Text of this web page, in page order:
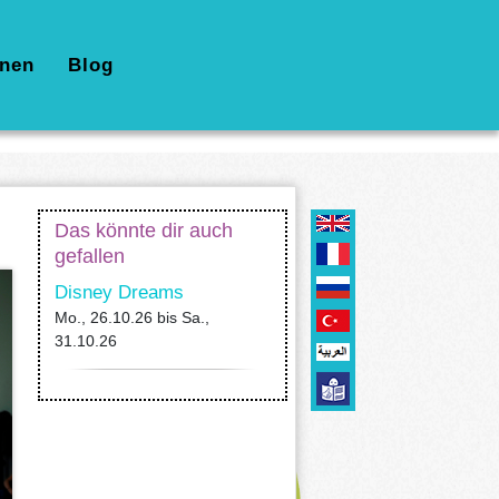
Blog
Das könnte dir auch
gefallen
Disney Dreams
Mo., 26.10.26 bis Sa.,
31.10.26